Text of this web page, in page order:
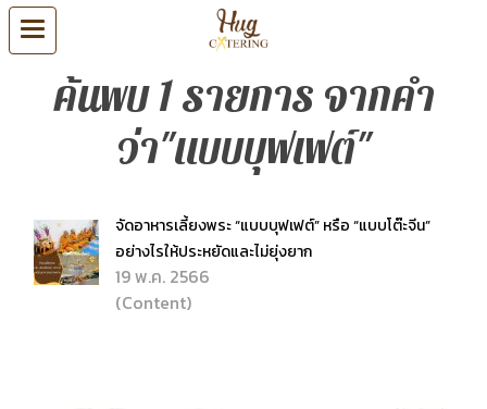
ค้นพบ 1 รายการ จากคำ
ว่า"แบบบุฟเฟต์"
จัดอาหารเลี้ยงพระ “แบบบุฟเฟต์” หรือ “แบบโต๊ะจีน”
อย่างไรให้ประหยัดและไม่ยุ่งยาก
19 พ.ค. 2566
(Content)